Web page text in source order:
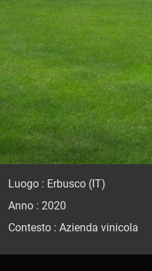
Luogo : Erbusco (IT)
Anno : 2020
Contesto : Azienda vinicola